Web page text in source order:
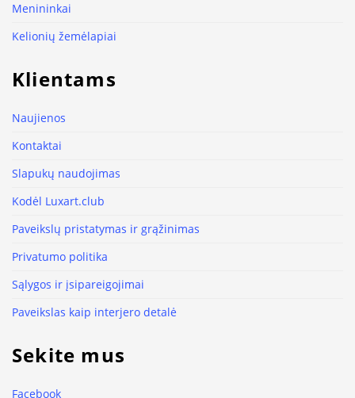
Menininkai
Kelionių žemėlapiai
Klientams
Naujienos
Kontaktai
Slapukų naudojimas
Kodėl Luxart.club
Paveikslų pristatymas ir grąžinimas
Privatumo politika
Sąlygos ir įsipareigojimai
Paveikslas kaip interjero detalė
Sekite mus
Facebook